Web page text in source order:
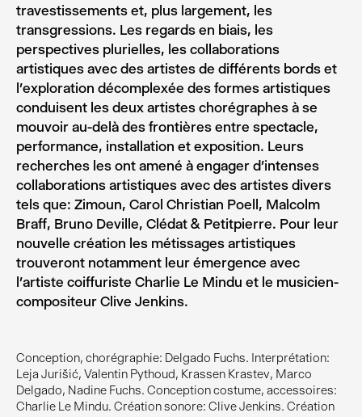
Conception, chorégraphie: Delgado Fuchs. Interprétation:
Leja Jurišić, Valentin Pythoud, Krassen Krastev, Marco
Delgado, Nadine Fuchs. Conception costume, accessoires:
Charlie Le Mindu. Création sonore: Clive Jenkins. Création
travestissements et, plus largement, les
transgressions. Les regards en biais, les
perspectives plurielles, les collaborations
artistiques avec des artistes de différents bords et
l’exploration décomplexée des formes artistiques
conduisent les deux artistes chorégraphes à se
mouvoir au-delà des frontières entre spectacle,
performance, installation et exposition. Leurs
recherches les ont amené à engager d’intenses
collaborations artistiques avec des artistes divers
tels que: Zimoun, Carol Christian Poell, Malcolm
Braff, Bruno Deville, Clédat & Petitpierre. Pour leur
nouvelle création les métissages artistiques
trouveront notamment leur émergence avec
l’artiste coiffuriste Charlie Le Mindu et le musicien-
compositeur Clive Jenkins.